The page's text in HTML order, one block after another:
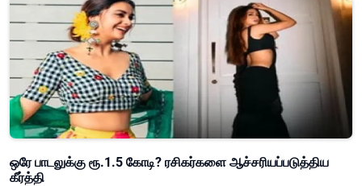
ஒரே பாடலுக்கு ரூ.1.5 கோடி? ரசிகர்களை ஆச்சரியப்படுத்திய
கீர்த்தி